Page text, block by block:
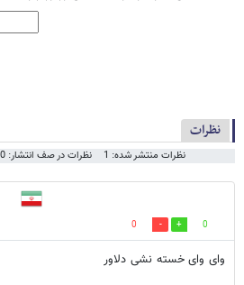
نظرات
نظرات منتشر شده: 1 نظرات در صف انتشار: 0
0
0
وای وای خسته نشی دلاور